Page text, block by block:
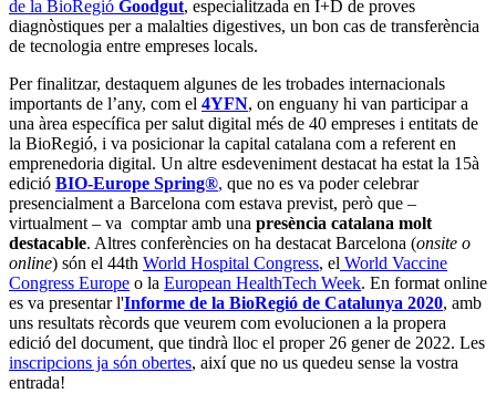
de la BioRegió Goodgut, especialitzada en I+D de proves
diagnòstiques per a malalties digestives, un bon cas de transferència
de tecnologia entre empreses locals.
Per finalitzar, destaquem algunes de les trobades internacionals
importants de l’any, com el 4YFN, on enguany hi van participar a
una àrea específica per salut digital més de 40 empreses i entitats de
la BioRegió, i va posicionar la capital catalana com a referent en
emprenedoria digital. Un altre esdeveniment destacat ha estat la 15à
edició BIO-Europe Spring®, que no es va poder celebrar
presencialment a Barcelona com estava previst, però que –
virtualment – va comptar amb una presència catalana molt
destacable. Altres conferències on ha destacat Barcelona (onsite o
online) són el 44th World Hospital Congress, el World Vaccine
Congress Europe o la European HealthTech Week. En format online
es va presentar l'Informe de la BioRegió de Catalunya 2020, amb
uns resultats rècords que veurem com evolucionen a la propera
edició del document, que tindrà lloc el proper 26 gener de 2022. Les
inscripcions ja són obertes, així que no us quedeu sense la vostra
entrada!